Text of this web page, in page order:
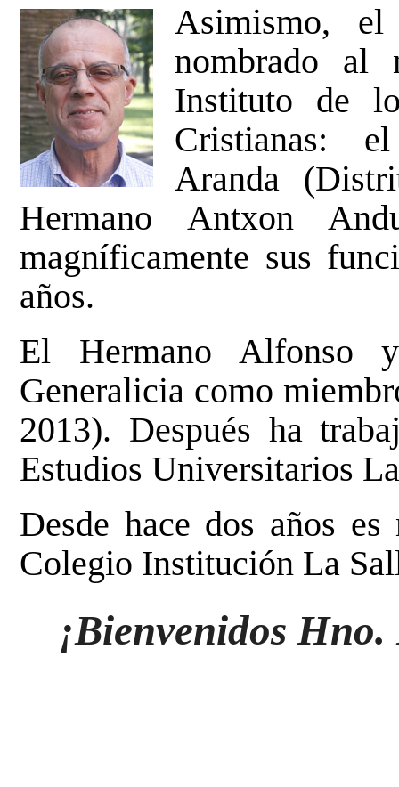
Asimismo,
nombrado al
Instituto de
Cristianas:
Aranda
Hermano Antxon
magníficamente sus
años.
El Hermano Alfonso
Generalicia como
2013). Después ha
Estudios Universitarios
Desde hace dos años
Colegio Institución La
¡Bienvenidos